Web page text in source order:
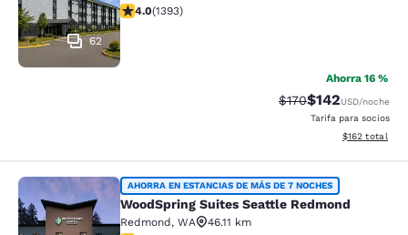
62
Calificación de 3.98 estrellas. Bueno. 1393 reseñas
4.0(1393)
Ahorra 16 %
Tarifa tachada:
$170Tarifa reducida:
$142USD/noche
Tarifa para socios
Ver detalles
$162 total
WoodSpring Suites Seattle
AHORRA EN ESTANCIAS DE MÁS DE 7 NOCHES
WoodSpring Suites Seattle Redmond
Redmond, WA
46.11 km